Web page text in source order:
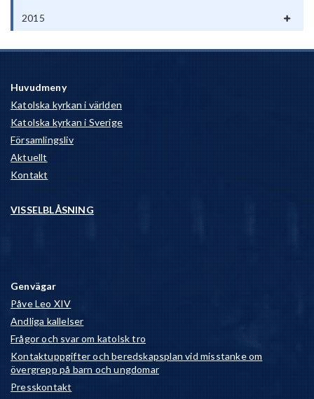
2015
Huvudmeny
Katolska kyrkan i världen
Katolska kyrkan i Sverige
Församlingsliv
Aktuellt
Kontakt
VISSELBLÅSNING
Genvägar
Påve Leo XIV
Andliga kallelser
Frågor och svar om katolsk tro
Kontaktuppgifter och beredskapsplan vid misstanke om
övergrepp på barn och ungdomar
Presskontakt